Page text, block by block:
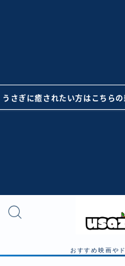
うさぎに癒されたい方はこちら
おすすめ映画や